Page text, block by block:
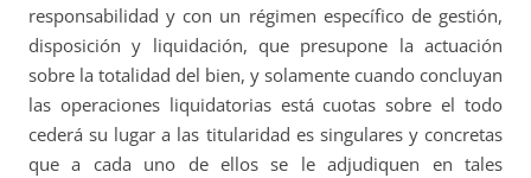
responsabilidad y con un régimen específico de gestión,
disposición y liquidación, que presupone la actuación
sobre la totalidad del bien, y solamente cuando concluyan
las operaciones liquidatorias está cuotas sobre el todo
cederá su lugar a las titularidad es singulares y concretas
que a cada uno de ellos se le adjudiquen en tales